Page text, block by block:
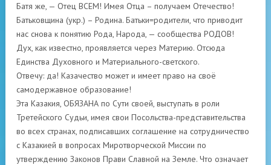
Батя же, — Отец ВСЕМ! Имея Отца – получаем Отечество!
Батьковщина (укр.) – Родина. Батьки=родители, что приводит
нас снова к понятию Рода, Народа, — сообщества РОДОВ!
Дух, как известно, проявляется через Материю. Отсюда
Единства Духовного и Материального-светского.
Отвечу: да! Казачество может и имеет право на своё
самодержавное образование!
Эта Казакия, ОБЯЗАНА по Сути своей, выступать в роли
Третейского Судьи, имея свои Посольства-представительства
во всех странах, подписавших соглашение на сотрудничество
с Казакией в вопросах Миротворческой Миссии по
утверждению Законов Прави Славной на Земле. Что означает